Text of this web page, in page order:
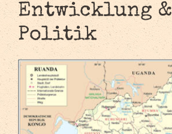
Entwicklung &
Politik